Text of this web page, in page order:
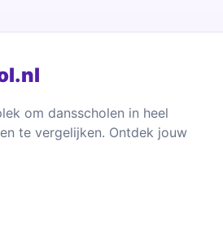
om dansscholen in heel
te vergelijken. Ontdek jouw